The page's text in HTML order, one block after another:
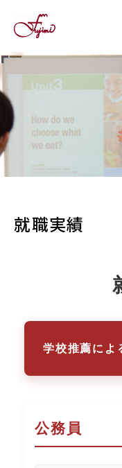
就職実績
学校推薦によ
公務員